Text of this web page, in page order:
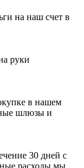
на наш счет в
руки
в нашем
шлюзы и
30 дней с
расходы мы